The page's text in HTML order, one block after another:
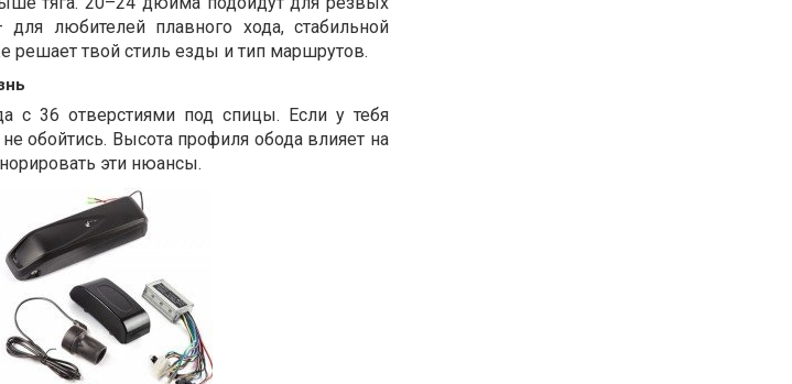
любителей плавного хода, стабильной
решает твой стиль езды и тип маршрутов.
с 36 отверстиями под спицы. Если у тебя
обойтись. Высота профиля обода влияет на
эти нюансы.